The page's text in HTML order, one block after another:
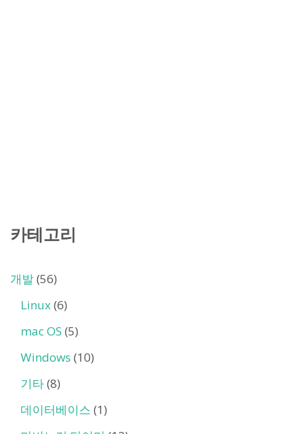
카테고리
개발(56)
Linux(6)
mac OS (5)
Windows (10)
기타(8)
데이터베이스 (1)